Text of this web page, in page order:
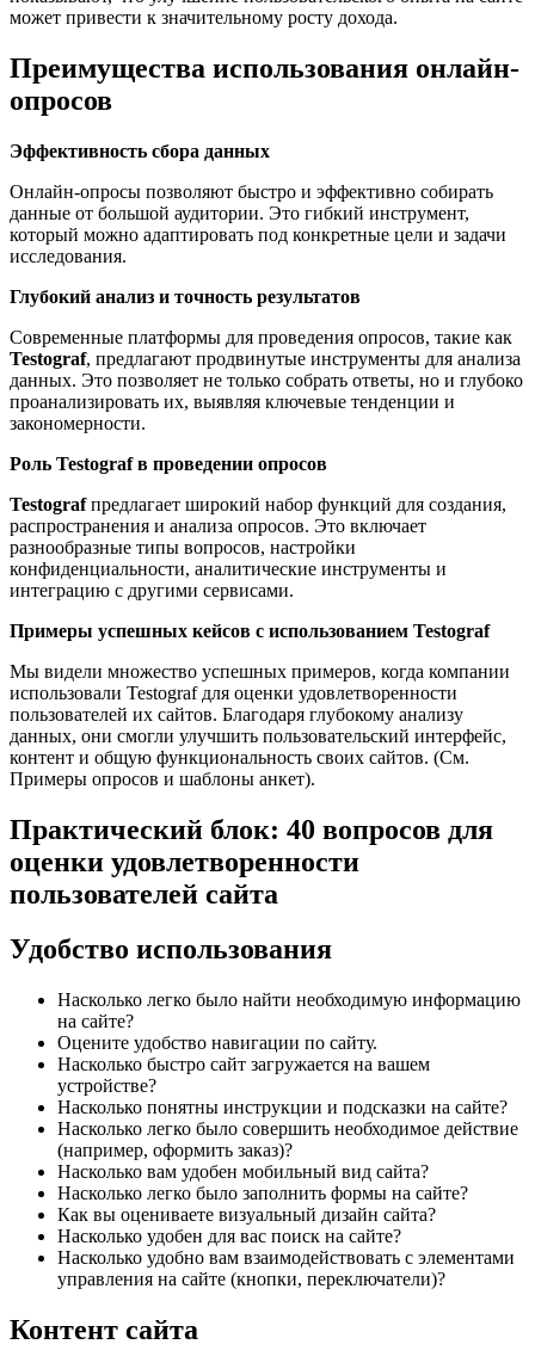
может привести к значительному росту дохода.
Преимущества использования онлайн-
опросов
Эффективность сбора данных
Онлайн-опросы позволяют быстро и эффективно собирать
данные от большой аудитории. Это гибкий инструмент,
который можно адаптировать под конкретные цели и задачи
исследования.
Глубокий анализ и точность результатов
Современные платформы для проведения опросов, такие как
Testograf, предлагают продвинутые инструменты для анализа
данных. Это позволяет не только собрать ответы, но и глубоко
проанализировать их, выявляя ключевые тенденции и
закономерности.
Роль Testograf в проведении опросов
Testografпредлагает широкий набор функций для создания,
распространения и анализа опросов. Это включает
разнообразные типы вопросов, настройки
конфиденциальности, аналитические инструменты и
интеграцию с другими сервисами.
Примеры успешных кейсов с использованием Testograf
Мы видели множество успешных примеров, когда компании
использовали Testograf для оценки удовлетворенности
пользователей их сайтов. Благодаря глубокому анализу
данных, они смогли улучшить пользовательский интерфейс,
контент и общую функциональность своих сайтов. (См.
Примеры опросов и шаблоны анкет).
Практический блок: 40 вопросов для
оценки удовлетворенности
пользователей сайта
Удобство использования
Насколько легко было найти необходимую информацию
на сайте?
Оцените удобство навигации по сайту.
Насколько быстро сайт загружается на вашем
устройстве?
Насколько понятны инструкции и подсказки на сайте?
Насколько легко было совершить необходимое действие
(например, оформить заказ)?
Насколько вам удобен мобильный вид сайта?
Насколько легко было заполнить формы на сайте?
Как вы оцениваете визуальный дизайн сайта?
Насколько удобен для вас поиск на сайте?
Насколько удобно вам взаимодействовать с элементами
управления на сайте (кнопки, переключатели)?
Контент сайта